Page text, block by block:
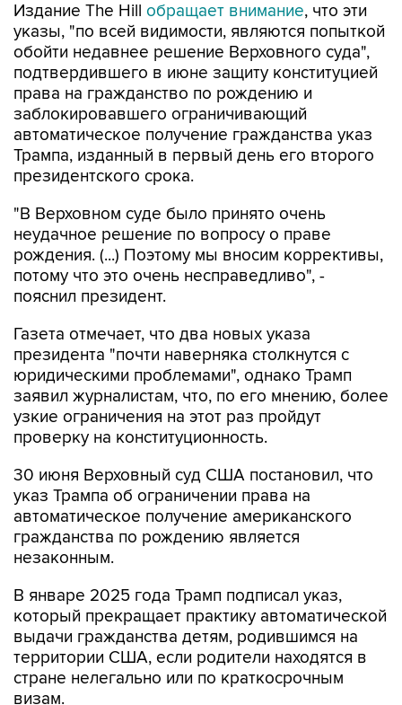
Издание The Hill обращает внимание, что эти
указы, "по всей видимости, являются попыткой
обойти недавнее решение Верховного суда",
подтвердившего в июне защиту конституцией
права на гражданство по рождению и
заблокировавшего ограничивающий
автоматическое получение гражданства указ
Трампа, изданный в первый день его второго
президентского срока.
"В Верховном суде было принято очень
неудачное решение по вопросу о праве
рождения. (...) Поэтому мы вносим коррективы,
потому что это очень несправедливо", -
пояснил президент.
Газета отмечает, что два новых указа
президента "почти наверняка столкнутся с
юридическими проблемами", однако Трамп
заявил журналистам, что, по его мнению, более
узкие ограничения на этот раз пройдут
проверку на конституционность.
30 июня Верховный суд США постановил, что
указ Трампа об ограничении права на
автоматическое получение американского
гражданства по рождению является
незаконным.
В январе 2025 года Трамп подписал указ,
который прекращает практику автоматической
выдачи гражданства детям, родившимся на
территории США, если родители находятся в
стране нелегально или по краткосрочным
визам.